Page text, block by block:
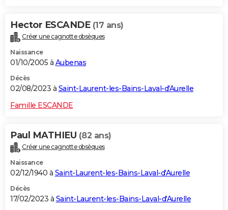
Hector ESCANDE (17 ans)
Créer une cagnotte obsèques
Naissance
01/10/2005 à Aubenas
Décès
02/08/2023 à Saint-Laurent-les-Bains-Laval-d'Aurelle
Famille ESCANDE
Paul MATHIEU (82 ans)
Créer une cagnotte obsèques
Naissance
02/12/1940 à Saint-Laurent-les-Bains-Laval-d'Aurelle
Décès
17/02/2023 à Saint-Laurent-les-Bains-Laval-d'Aurelle